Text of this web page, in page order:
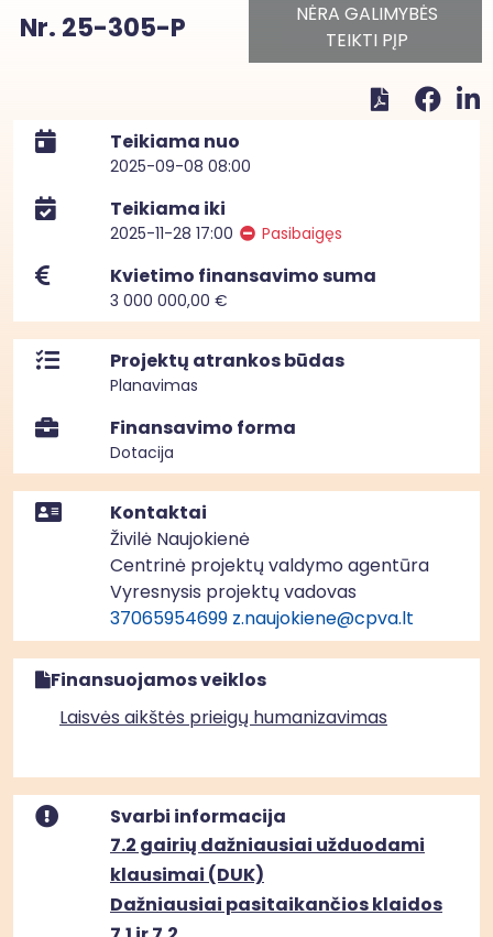
Nr. 25-305-P
NĖRA GALIMYBĖS
TEIKTI PĮP
Teikiama nuo
2025-09-08 08:00
Teikiama iki
2025-11-28 17:00 Pasibaigęs
Kvietimo finansavimo suma
3 000 000,00 €
Projektų atrankos būdas
Planavimas
Finansavimo forma
Dotacija
Kontaktai
Živilė Naujokienė
Centrinė projektų valdymo agentūra
Vyresnysis projektų vadovas
37065954699 z.naujokiene@cpva.lt
Finansuojamos veiklos
Laisvės aikštės prieigų humanizavimas
Svarbi informacija
7.2 gairių dažniausiai užduodami
klausimai (DUK)
Dažniausiai pasitaikančios klaidos